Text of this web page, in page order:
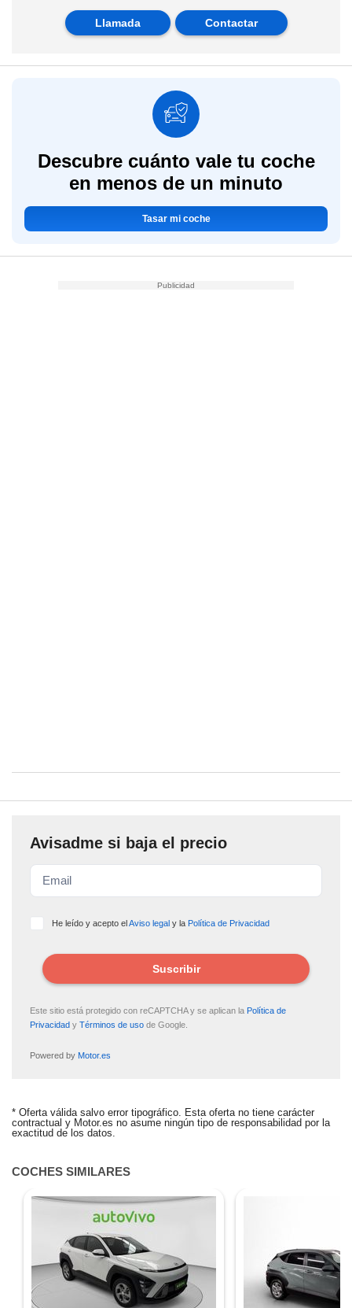
Llamada Contactar
Descubre cuánto vale tu coche
en menos de un minuto
Tasar mi coche
Avisadme si baja el precio
He leído y acepto elAviso legal y la Política de Privacidad
Suscribir
Este sitio está protegido con reCAPTCHA y se aplican la Política de
Privacidad y Términos de uso de Google.
Powered by Motor.es
ALERTA CREADA
Te avisaremos si el coche baja de precio.
Tasa tu coche gratis
* Oferta válida salvo error tipográfico. Esta oferta no tiene carácter
contractual y Motor.es no asume ningún tipo de responsabilidad por la
exactitud de los datos.
COCHES SIMILARES